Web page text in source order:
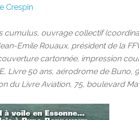
Crespin
cumulus, ouvrage collectif
Emile Rouaux, président de la
cartonnée, impression
Livre 50 ans, aérodrome de Buno,
du Livre Aviation, 75, boulevard